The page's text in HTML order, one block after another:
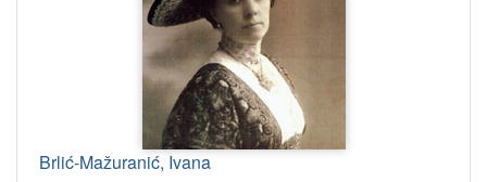
Brlić-Mažuranić, Ivana